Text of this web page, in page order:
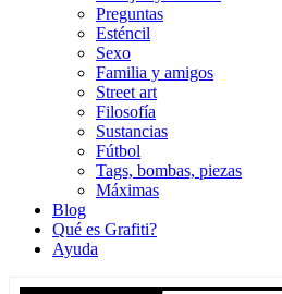
Preguntas
Esténcil
Sexo
Familia y amigos
Street art
Filosofía
Sustancias
Fútbol
Tags, bombas, piezas
Máximas
Blog
Qué es Grafiti?
Ayuda